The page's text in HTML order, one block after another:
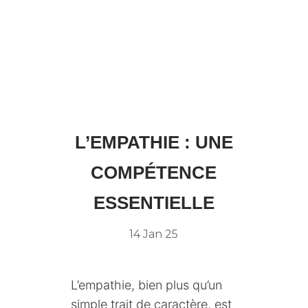
L’EMPATHIE : UNE
COMPÉTENCE
ESSENTIELLE
14 Jan 25
L’empathie, bien plus qu’un
simple trait de caractère, est